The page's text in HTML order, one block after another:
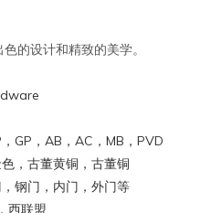
的设计和精致的美学。
GP，AB，AC，MB，PVD
，古董黄铜，古董铜
钢门，内门，外门等
西联盟